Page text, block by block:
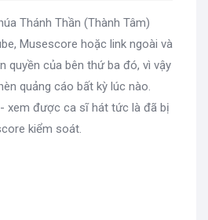
Thánh Thần (Thành Tâm)
Musescore hoặc link ngoài và
quyền của bên thứ ba đó, vì vậy
quảng cáo bất kỳ lúc nào.
xem được ca sĩ hát tức là đã bị
kiểm soát.